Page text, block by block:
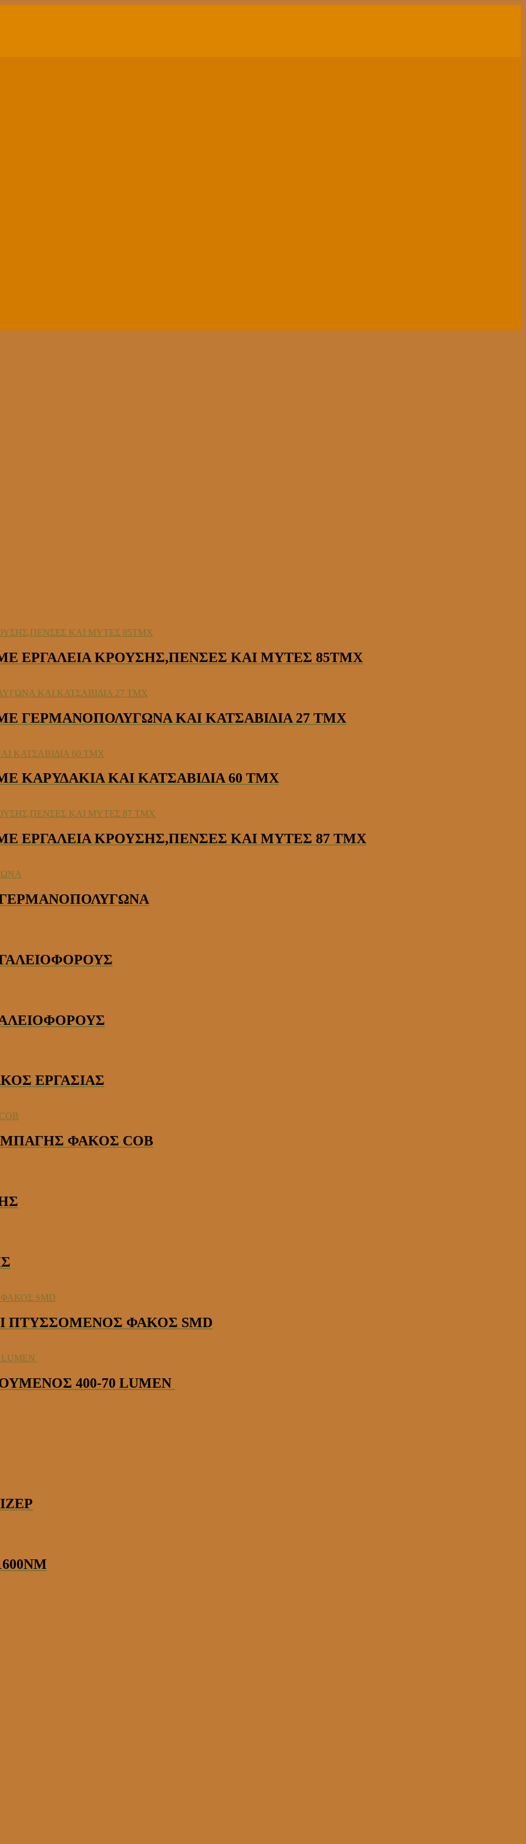
ΕΡΓΑΛΕΙΑ ΚΡΟΥΣΗΣ,ΠΕΝΣΕΣ ΚΑΙ ΜΥΤΕΣ 85ΤΜΧ
ΓΕΡΜΑΝΟΠΟΛΥΓΩΝΑ ΚΑΙ ΚΑΤΣΑΒΙΔΙΑ 27 ΤΜΧ
ΚΑΡΥΔΑΚΙΑ ΚΑΙ ΚΑΤΣΑΒΙΔΙΑ 60 ΤΜΧ
ΕΡΓΑΛΕΙΑ ΚΡΟΥΣΗΣ,ΠΕΝΣΕΣ ΚΑΙ ΜΥΤΕΣ 87 ΤΜΧ
ΓΕΡΜΑΝΟΠΟΛΥΓΩΝΑ
ΕΡΓΑΣΙΑΣ
ΦΑΚΟΣ COB
ΠΤΥΣΣΟΜΕΝΟΣ ΦΑΚΟΣ SMD
400-70 LUMEN